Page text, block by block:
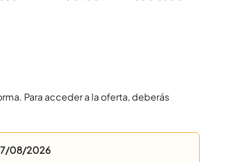
Para acceder a la oferta, deberás
08/2026